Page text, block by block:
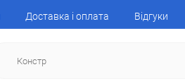
Доставка і оплата Відгуки